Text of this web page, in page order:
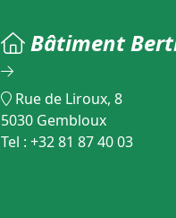
Bâtiment
Rue de Liroux, 8
5030 Gembloux
Tel : +32 81 87 40 03